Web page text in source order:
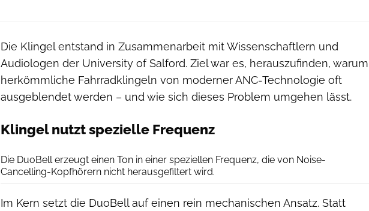
Die Klingel entstand in Zusammenarbeit mit Wissenschaftlern und
Audiologen der University of Salford. Ziel war es, herauszufinden, warum
herkömmliche Fahrradklingeln von moderner ANC-Technologie oft
ausgeblendet werden – und wie sich dieses Problem umgehen lässt.
Klingel nutzt spezielle Frequenz
Die DuoBell erzeugt einen Ton in einer speziellen Frequenz, die von Noise-
Cancelling-Kopfhörern nicht herausgefiltert wird.
Im Kern setzt die DuoBell auf einen rein mechanischen Ansatz. Statt